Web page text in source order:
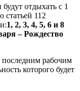
отдыхать с 1
статьей 112
1, 2, 3, 4, 5, 6 и 8
– Рождество
последним рабочим
которого будет